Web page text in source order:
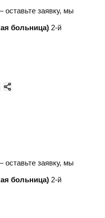
заявку, мы
больница) 2-й
заявку, мы
больница) 2-й